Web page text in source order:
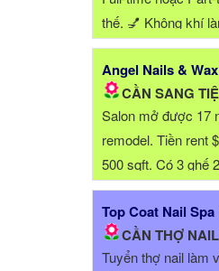
thế. 💅 Không khí
Angel Nails &
CẦN SANG
Salon mở được 17
remodel. Tiền rent
500 sqft. Có 3 ghế
có thể ...
Top Coat Nail Spa
CẦN THỢ
Tuyển thợ nail làm